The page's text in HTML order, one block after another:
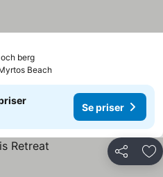
bergSe priser
Beach
Se priser
Dela